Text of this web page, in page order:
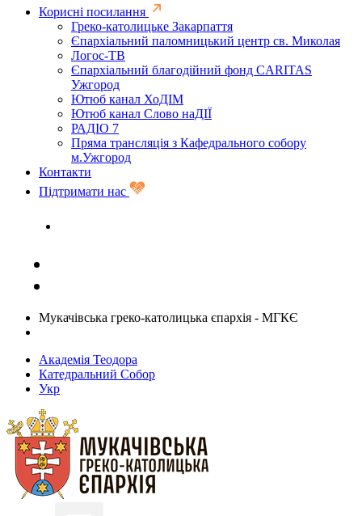
Корисні посилання
Греко-католицьке Закарпаття
Єпархіальний паломницький центр св. Миколая
Логос-ТВ
Єпархіальний благодійний фонд CARITAS
Ужгород
Ютюб канал ХоДІМ
Ютюб канал Слово наДІЇ
РАДІО 7
Пряма трансляція з Кафедрального собору
м.Ужгород
Контакти
Підтримати нас
Мукачівська греко-католицька єпархія - МГКЄ
Академія Теодора
Катедральний Собор
Укр